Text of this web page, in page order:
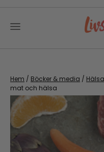
content
Hem / Böcker & media /
mat och hälsa